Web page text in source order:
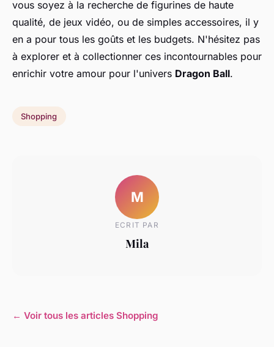
vous soyez à la recherche de figurines de haute
qualité, de jeux vidéo, ou de simples accessoires, il y
en a pour tous les goûts et les budgets. N'hésitez pas
à explorer et à collectionner ces incontournables pour
enrichir votre amour pour l'univers Dragon Ball.
Shopping
M
ECRIT PAR
Mila
← Voir tous les articles Shopping